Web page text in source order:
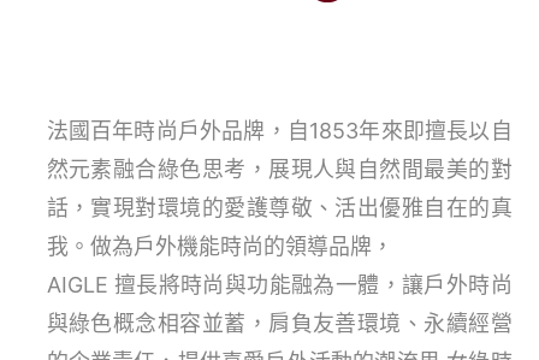
法國百年時尚戶外品牌，自1853年來即擅長以自
然元素融合綠色思考，展現人與自然間最美的對
話，實現對環境的愛護尊敬、活出優雅自在的真
我。做為戶外機能時尚的領導品牌，
AIGLE 擅長將時尚與功能融為一體，讓戶外時尚
與綠色概念相容並蓄，肩負友善環境、永續經營